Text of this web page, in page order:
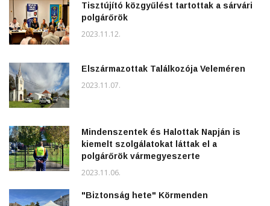
Tisztújító közgyűlést tartottak a sárvári
polgárőrök
2023.11.12.
Elszármazottak Találkozója Veleméren
2023.11.07.
Mindenszentek és Halottak Napján is
kiemelt szolgálatokat láttak el a
polgárőrök vármegyeszerte
2023.11.06.
"Biztonság hete" Körmenden